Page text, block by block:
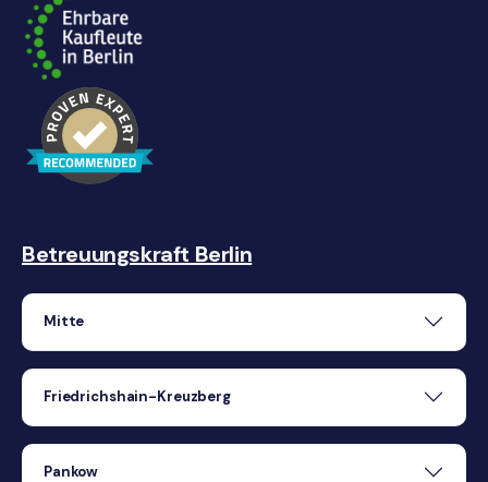
Betreuungskraft Berlin
Mitte
Friedrichshain-Kreuzberg
Pankow